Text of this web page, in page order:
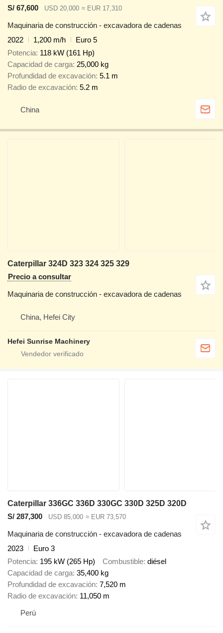
S/ 67,600
USD 20,000 ≈ EUR 17,310
Maquinaria de construcción - excavadora de cadenas
2022
1,200 m/h
Euro 5
Potencia 118 kW (161 Hp)
Capacidad de carga 25,000 kg
Profundidad de excavación 5.1 m
Radio de excavación 5.2 m
China
Caterpillar 324D 323 324 325 329
Precio a consultar
Maquinaria de construcción - excavadora de cadenas
China, Hefei City
Hefei Sunrise Machinery
Caterpillar 336GC 336D 330GC 330D 325D 320D
S/ 287,300
USD 85,000 ≈ EUR 73,570
Maquinaria de construcción - excavadora de cadenas
2023
Euro 3
Potencia 195 kW (265 Hp) Combustible diésel
Capacidad de carga 35,400 kg
Profundidad de excavación 7,520 m
Radio de excavación 11,050 m
Perú